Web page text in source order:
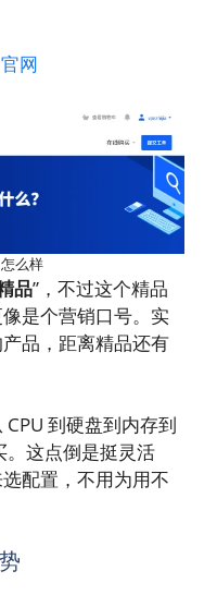
网
么样
品”，不过这个精品
是个营销口号。实
品，距离精品还有
到硬盘到内存到
。这点倒是挺灵活
配置，不用为用不